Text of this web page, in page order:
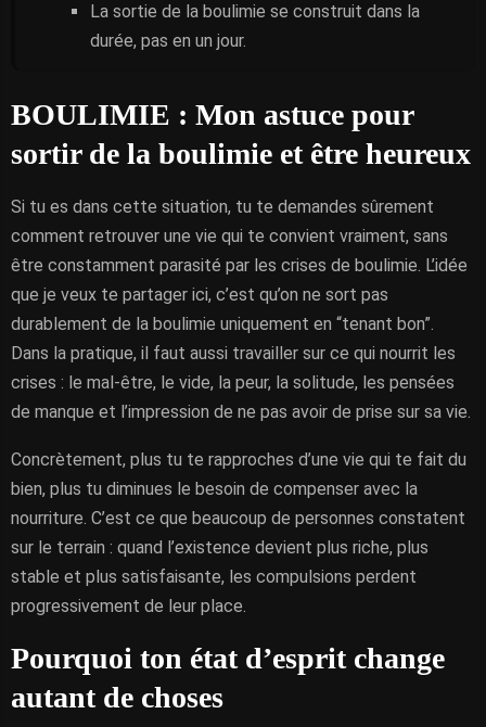
La sortie de la boulimie se construit dans la
durée, pas en un jour.
BOULIMIE : Mon astuce pour
sortir de la boulimie et être heureux
Si tu es dans cette situation, tu te demandes sûrement
comment retrouver une vie qui te convient vraiment, sans
être constamment parasité par les crises de boulimie. L’idée
que je veux te partager ici, c’est qu’on ne sort pas
durablement de la boulimie uniquement en “tenant bon”.
Dans la pratique, il faut aussi travailler sur ce qui nourrit les
crises : le mal-être, le vide, la peur, la solitude, les pensées
de manque et l’impression de ne pas avoir de prise sur sa vie.
Concrètement, plus tu te rapproches d’une vie qui te fait du
bien, plus tu diminues le besoin de compenser avec la
nourriture. C’est ce que beaucoup de personnes constatent
sur le terrain : quand l’existence devient plus riche, plus
stable et plus satisfaisante, les compulsions perdent
progressivement de leur place.
Pourquoi ton état d’esprit change
autant de choses